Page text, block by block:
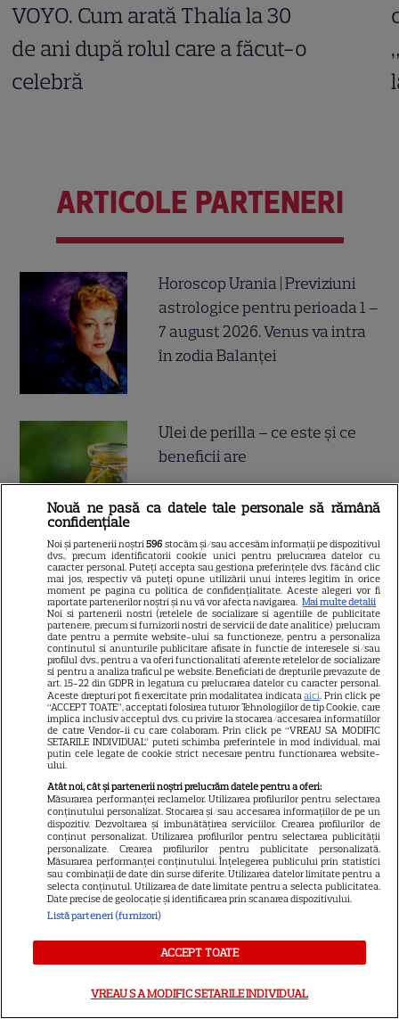
VOYO. Cum arată Thalía la 30
de ani după rolul care a făcut-o
celebră
ARTICOLE PARTENERI
Horoscop Urania | Previziuni
astrologice pentru perioada 1 –
7 august 2026. Venus va intra
în zodia Balanței
Ulei de perilla – ce este și ce
beneficii are
Cum poate fi consumat
ghimbirul
Ce este decoctul, cum se
obţine şi care sunt utilizările
acestuia
ALTE ARTICOLE
INTERESANTE
Nouă ne pasă ca datele tale personale să rămână
confidențiale
Noi și partenerii noștri596 stocăm și/sau accesăm informații pe dispozitivul
dvs., precum identificatorii cookie unici pentru prelucrarea datelor cu
caracter personal. Puteți accepta sau gestiona preferințele dvs. făcând clic
mai jos, respectiv vă puteți opune utilizării unui interes legitim în orice
moment pe pagina cu politica de confidențialitate. Aceste alegeri vor fi
raportate partenerilor noștri și nu vă vor afecta navigarea. Mai multe detalii
Noi si partenerii nostri (retelele de socializare si agentiile de publicitate
partenere, precum si furnizorii nostri de servicii de date analitice) prelucram
date pentru a permite website-ului sa functioneze, pentru a personaliza
continutul si anunturile publicitare afisate in functie de interesele si/sau
profilul dvs., pentru a va oferi functionalitati aferente retelelor de socializare
si pentru a analiza traficul pe website. Beneficiati de drepturile prevazute de
art. 15-22 din GDPR in legatura cu prelucrarea datelor cu caracter personal.
Aceste drepturi pot fi exercitate prin modalitatea indicataaici. Prin click pe
“ACCEPT TOATE”, acceptati folosirea tuturor Tehnologiilor de tip Cookie, care
implica inclusiv acceptul dvs. cu privire la stocarea/accesarea informatiilor
de catre Vendor-ii cu care colaboram. Prin click pe “VREAU SA MODIFIC
SETARILE INDIVIDUAL” puteti schimba preferintele in mod individual, mai
putin cele legate de cookie strict necesare pentru functionarea website-
ului.
Atât noi, cât și partenerii noștri prelucrăm datele pentru a oferi:
Măsurarea performanței reclamelor. Utilizarea profilurilor pentru selectarea
conținutului personalizat. Stocarea și/sau accesarea informațiilor de pe un
dispozitiv. Dezvoltarea și îmbunătățirea serviciilor. Crearea profilurilor de
conținut personalizat. Utilizarea profilurilor pentru selectarea publicității
personalizate. Crearea profilurilor pentru publicitate personalizată.
Măsurarea performanței conținutului. Înțelegerea publicului prin statistici
sau combinații de date din surse diferite. Utilizarea datelor limitate pentru a
selecta conținutul. Utilizarea de date limitate pentru a selecta publicitatea.
Date precise de geolocație și identificarea prin scanarea dispozitivului.
Listă parteneri (furnizori)
ACCEPT TOATE
VREAU SA MODIFIC SETARILE INDIVIDUAL